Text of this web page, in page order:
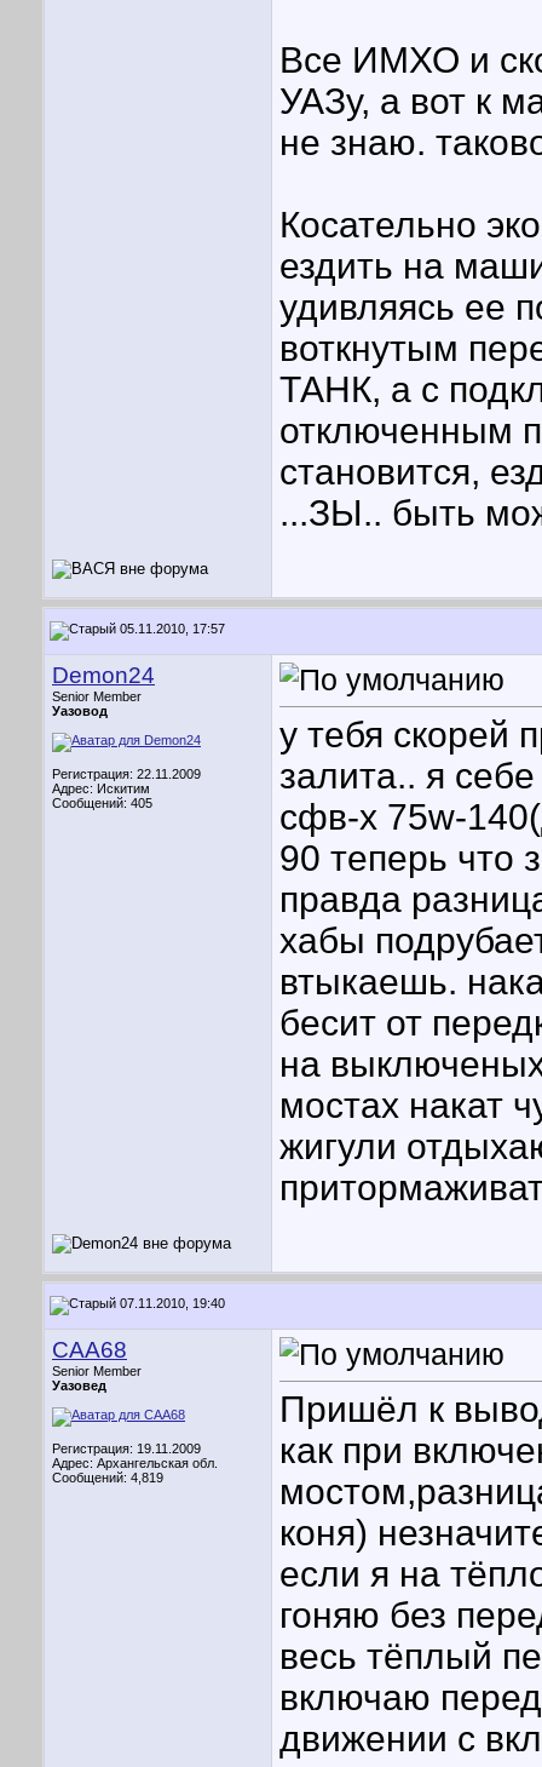
Все ИМХО и
УАЗу, а вот к
не знаю.
Косательно
ездить на
удивляясь ее
воткнутым
ТАНК, а с
отключенным
становится,
...ЗЫ.. быть
05.11.2010, 17:57
Demon24
Senior Member
Уазовод
Регистрация: 22.11.2009
Адрес: Искитим
Сообщений: 405
у тебя скорей
залита.. я
сфв-х 75w-
90 теперь что
правда
хабы
втыкаешь.
бесит от
на выключеных
мостах накат
жигули
07.11.2010, 19:40
CAA68
Senior Member
Уазовед
Регистрация: 19.11.2009
Адрес: Архангельская обл.
Сообщений: 4,819
Пришёл к
как при
коня)
если я на
гоняю без
весь тёплый
включаю
движении с